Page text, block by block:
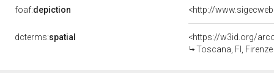
foaf:depiction <http://
dcterms:spatial
<https://w3id.org/
Toscana, FI, Firenze